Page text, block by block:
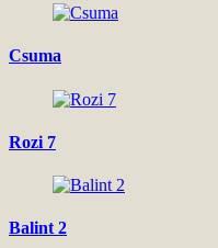
Csuma
Rozi 7
Balint 2